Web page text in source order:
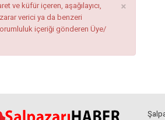
×
ve küfür içeren, aşağılayıcı,
verici ya da benzeri
içeriği gönderen Üye/